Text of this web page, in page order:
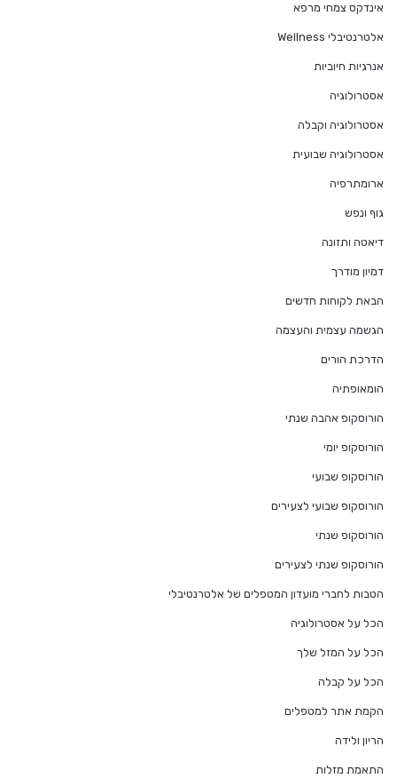
אינדקס צמחי מרפא
אלטרנטיבלי Wellness
אנרגיות חיוביות
אסטרולוגיה
אסטרולוגיה וקבלה
אסטרולוגיה שבועית
ארומתרפיה
גוף ונפש
דיאטה ותזונה
דמיון מודרך
הבאת לקוחות חדשים
הגשמה עצמית והעצמה
הדרכת הורים
הומאופתיה
הורוסקופ אהבה שנתי
הורוסקופ יומי
הורוסקופ שבועי
הורוסקופ שבועי לצעירים
הורוסקופ שנתי
הורוסקופ שנתי לצעירים
הטבות לחברי מועדון המטפלים של אלטרנטיבלי
הכל על אסטרולוגיה
הכל על המזל שלך
הכל על קבלה
הקמת אתר למטפלים
הריון ולידה
התאמת מזלות